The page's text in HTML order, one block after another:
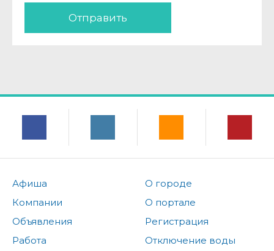
Отправить
Афиша
Компании
Объявления
Работа
О городе
О портале
Регистрация
Отключение воды